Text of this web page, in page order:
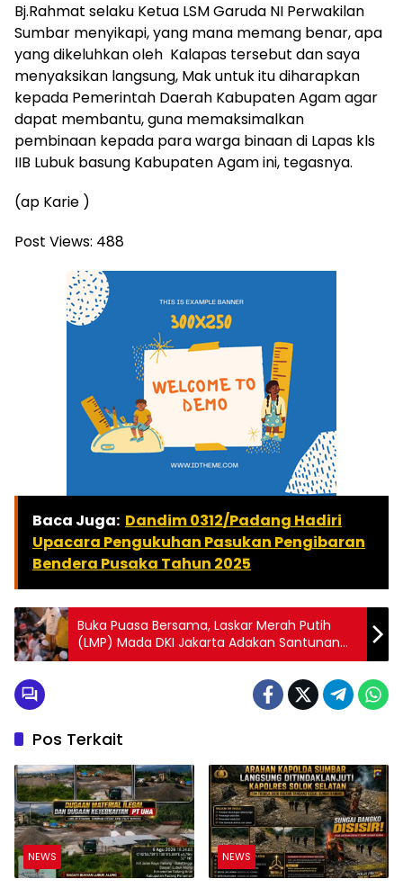
Bj.Rahmat selaku Ketua LSM Garuda NI Perwakilan
Sumbar menyikapi, yang mana memang benar, apa
yang dikeluhkan oleh Kalapas tersebut dan saya
menyaksikan langsung, Mak untuk itu diharapkan
kepada Pemerintah Daerah Kabupaten Agam agar
dapat membantu, guna memaksimalkan
pembinaan kepada para warga binaan di Lapas kls
IIB Lubuk basung Kabupaten Agam ini, tegasnya.
(ap Karie )
Post Views: 488
Baca Juga: Dandim 0312/Padang Hadiri
Upacara Pengukuhan Pasukan Pengibaran
Bendera Pusaka Tahun 2025
Buka Puasa Bersama, Laskar Merah Putih
(LMP) Mada DKI Jakarta Adakan Santunan
Anak Yatim
Pos Terkait
NEWS NEWS